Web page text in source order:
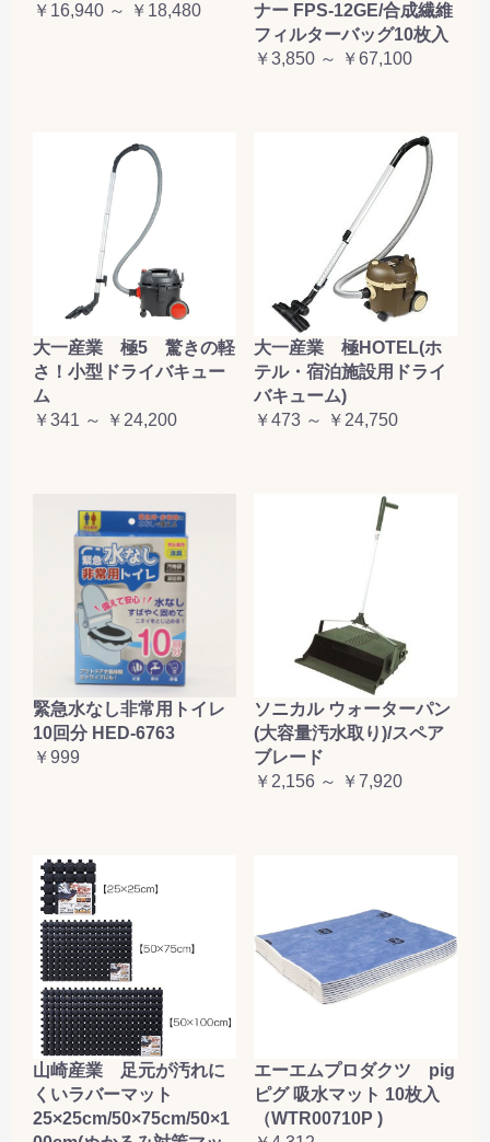
￥16,940 ～ ￥18,480
ナー FPS-12GE/合成繊維
フィルターバッグ10枚入
￥3,850 ～ ￥67,100
大一産業 極5 驚きの軽
さ！小型ドライバキュー
ム
￥341 ～ ￥24,200
大一産業 極HOTEL(ホ
テル・宿泊施設用ドライ
バキューム)
￥473 ～ ￥24,750
緊急水なし非常用トイレ
10回分 HED-6763
￥999
ソニカル ウォーターパン
(大容量汚水取り)/スペア
ブレード
￥2,156 ～ ￥7,920
山崎産業 足元が汚れに
くいラバーマット
25×25cm/50×75cm/50×1
エーエムプロダクツ pig
ピグ 吸水マット 10枚入
（WTR00710P )